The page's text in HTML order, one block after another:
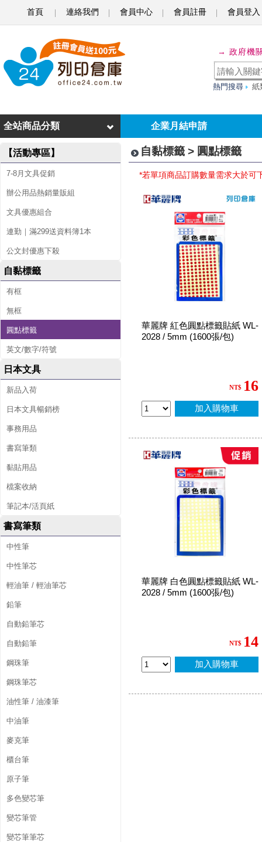
首頁 連絡我們 會員中心 會員註冊 會員登入
點
標
→ 政府機
熱門搜尋 紙
企業月結申請
全站商品分類
【活動專區】
7-8月文具促銷
辦公用品熱銷量販組
文具優惠組合
連勤｜滿299送資料簿1本
公文封優惠下殺
自黏標籤
有框
無框
圓點標籤
英文/數字/符號
日本文具
新品入荷
日本文具暢銷榜
事務用品
書寫筆類
黏貼用品
檔案收納
筆記本/活頁紙
書寫筆類
中性筆
中性筆芯
輕油筆 / 輕油筆芯
鉛筆
自動鉛筆芯
自動鉛筆
鋼珠筆
鋼珠筆芯
油性筆 / 油漆筆
中油筆
麥克筆
櫃台筆
原子筆
多色變芯筆
變芯筆管
變芯筆筆芯
自黏標籤 > 圓點標籤
*若單項商品訂購數量需求大於可
華麗牌 紅色圓點標籤貼紙 WL-
2028 / 5mm (1600張/包)
NT$ 16
加入購物車
華麗牌 白色圓點標籤貼紙 WL-
2028 / 5mm (1600張/包)
NT$ 14
加入購物車